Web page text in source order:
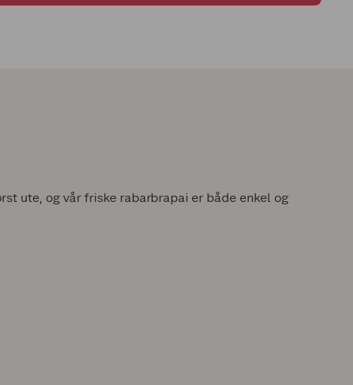
ute, og vår friske rabarbrapai er både enkel og